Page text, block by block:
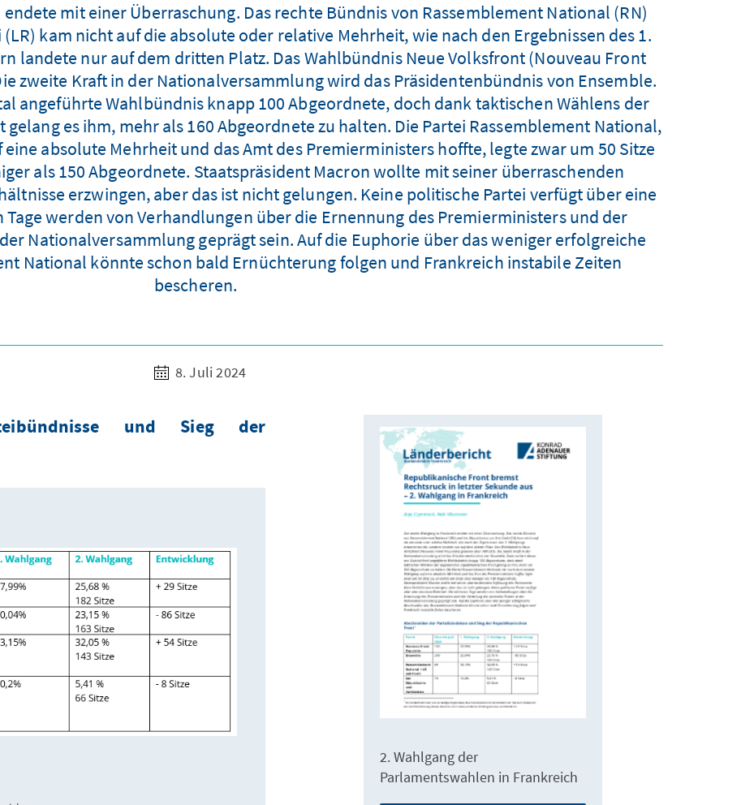
mit einer Überraschung. Das rechte Bündnis von Rassemblement National (RN)
kam nicht auf die absolute oder relative Mehrheit, wie nach den Ergebnissen des 1.
landete nur auf dem dritten Platz. Das Wahlbündnis Neue Volksfront (Nouveau Front
zweite Kraft in der Nationalversammlung wird das Präsidentenbündnis von Ensemble.
angeführte Wahlbündnis knapp 100 Abgeordnete, doch dank taktischen Wählens der
es ihm, mehr als 160 Abgeordnete zu halten. Die Partei Rassemblement National,
absolute Mehrheit und das Amt des Premierministers hoffte, legte zwar um 50 Sitze
als 150 Abgeordnete. Staatspräsident Macron wollte mit seiner überraschenden
erzwingen, aber das ist nicht gelungen. Keine politische Partei verfügt über eine
werden von Verhandlungen über die Ernennung des Premierministers und der
Nationalversammlung geprägt sein. Auf die Euphorie über das weniger erfolgreiche
National könnte schon bald Ernüchterung folgen und Frankreich instabile Zeiten
bescheren.
8. Juli 2024
und Sieg der
2. Wahlgang der
Parlamentswahlen in Frankreich